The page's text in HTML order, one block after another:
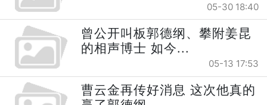
05-30 18:40
曾公开叫板郭德纲、攀附姜昆
的相声博士 如今...
05-13 17:53
曹云金再传好消息 这次他真的